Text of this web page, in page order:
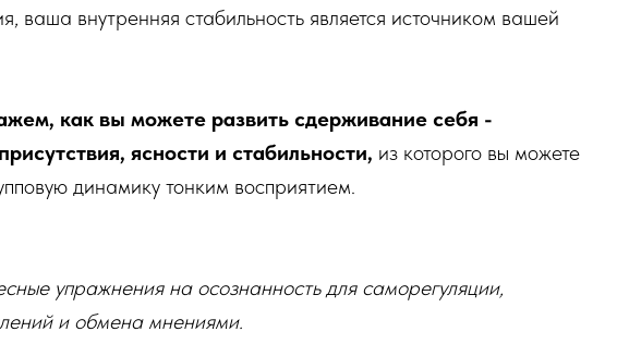
ваша внутренняя стабильность является источником вашей
как вы можете развить сдерживание себя -
ясности и стабильности, из которого вы можете
динамику тонким восприятием.
упражнения на осознанность для саморегуляции,
и обмена мнениями.